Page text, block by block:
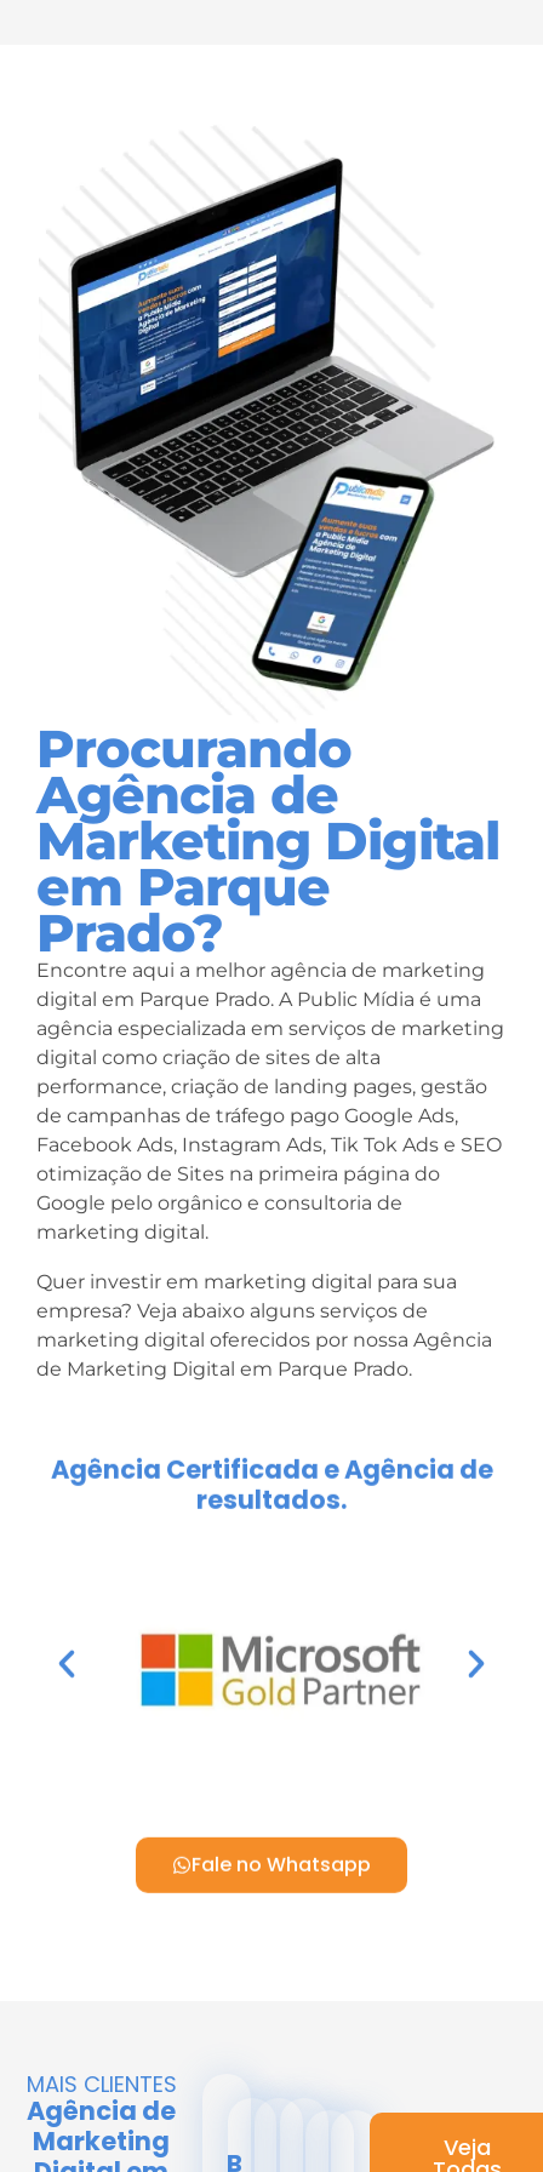
Procurando
Agência de
Marketing Digital
em Parque
Prado?
Encontre aqui a melhor agência de marketing
digital em Parque Prado. A Public Mídia é uma
agência especializada em serviços de marketing
digital como criação de sites de alta
performance, criação de landing pages, gestão
de campanhas de tráfego pago Google Ads,
Facebook Ads, Instagram Ads, Tik Tok Ads e SEO
otimização de Sites na primeira página do
Google pelo orgânico e consultoria de
marketing digital.
Quer investir em marketing digital para sua
empresa? Veja abaixo alguns serviços de
marketing digital oferecidos por nossa Agência
de Marketing Digital em Parque Prado.
Agência Certificada e Agência de
resultados.
Fale no Whatsapp
MAIS CLIENTES
Agência de
Marketing
B
Veja